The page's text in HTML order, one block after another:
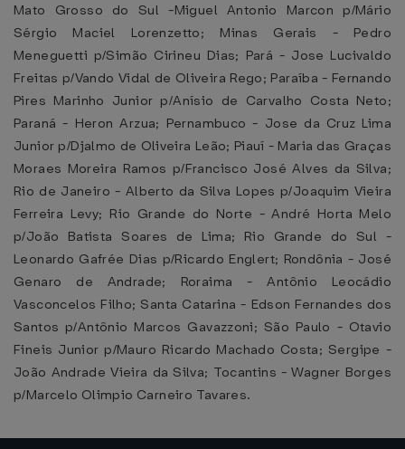
Mato Grosso do Sul -Miguel Antonio Marcon p/Mário
Sérgio Maciel Lorenzetto; Minas Gerais - Pedro
Meneguetti p/Simão Cirineu Dias; Pará - Jose Lucivaldo
Freitas p/Vando Vidal de Oliveira Rego; Paraíba - Fernando
Pires Marinho Junior p/Anísio de Carvalho Costa Neto;
Paraná - Heron Arzua; Pernambuco - Jose da Cruz Lima
Junior p/Djalmo de Oliveira Leão; Piauí - Maria das Graças
Moraes Moreira Ramos p/Francisco José Alves da Silva;
Rio de Janeiro - Alberto da Silva Lopes p/Joaquim Vieira
Ferreira Levy; Rio Grande do Norte - André Horta Melo
p/João Batista Soares de Lima; Rio Grande do Sul -
Leonardo Gafrée Dias p/Ricardo Englert; Rondônia - José
Genaro de Andrade; Roraima - Antônio Leocádio
Vasconcelos Filho; Santa Catarina - Edson Fernandes dos
Santos p/Antônio Marcos Gavazzoni; São Paulo - Otavio
Fineis Junior p/Mauro Ricardo Machado Costa; Sergipe -
João Andrade Vieira da Silva; Tocantins - Wagner Borges
p/Marcelo Olimpio Carneiro Tavares.